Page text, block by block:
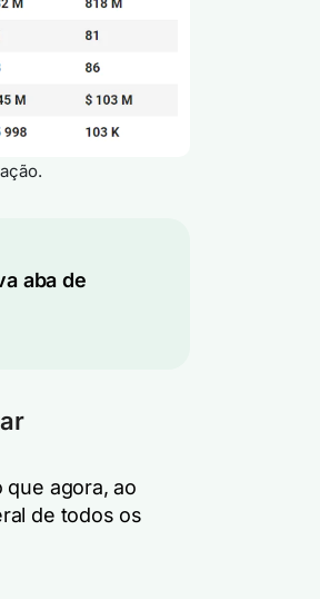
aba de
que agora, ao
de todos os